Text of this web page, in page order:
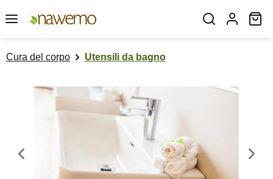
Passa al contenuto principale
Cura del corpo Utensili da bagno
Salta la galleria di immagini